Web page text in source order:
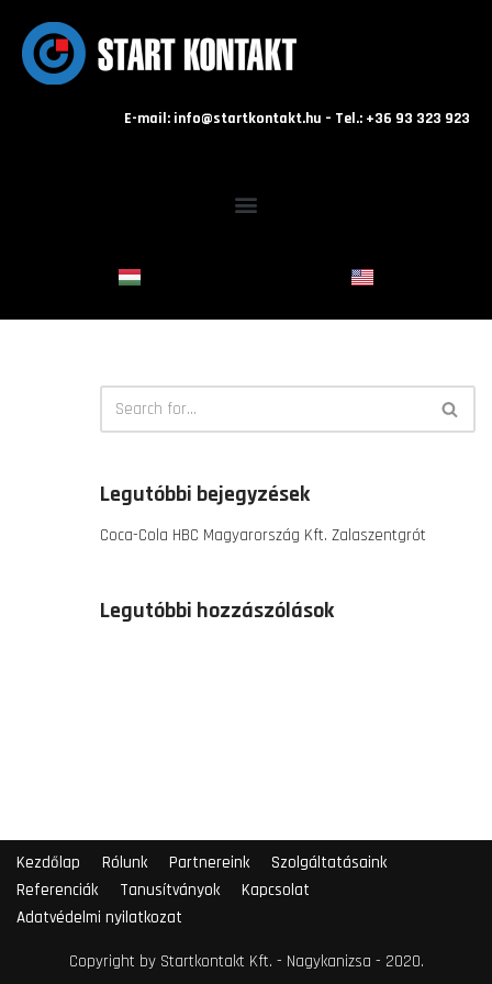
Skip
E-mail: info@startkontakt.hu – Tel.: +36 93 323 923
Legutóbbi bejegyzések
Coca-Cola HBC Magyarország Kft. Zalaszentgrót
Legutóbbi hozzászólások
Kezdőlap Rólunk Partnereink
Szolgáltatásaink
Referenciák
Tanusítványok
Kapcsolat
Adatvédelmi nyilatkozat
Copyright by Startkontakt Kft. - Nagykanizsa - 2020.